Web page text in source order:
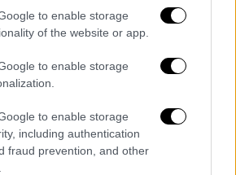
to enable storage
of the website or app.
to enable storage
to enable storage
including authentication
fraud prevention, and other
για να μιλήσουμε για το
μας, για μία Ελλάδα
παραγωγική, μία Ελλάδα η
ξένες επενδύσεις. Μία
στηρίξει όλους τους
δραστηριότητας, όχι
τομέα αλλά και τον